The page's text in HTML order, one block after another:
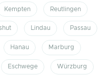
Kempten Reutlingen
Lindau Passau
Hanau Marburg
Eschwege Würzburg